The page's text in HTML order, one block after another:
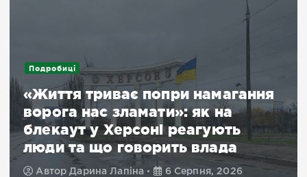
намагання
як на
реагують
влада
6 Серпня, 2026
Подробиці
Херсон без
атаки РФ: що
АвторЯн Ярчук